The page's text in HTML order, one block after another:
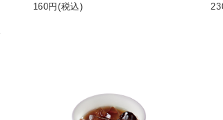
160円(税込)